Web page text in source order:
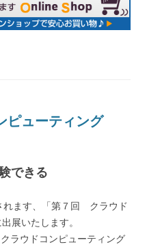
ピューティング
できる
れます、「第７回 クラウド
展いたします。
ラウドコンピューティング